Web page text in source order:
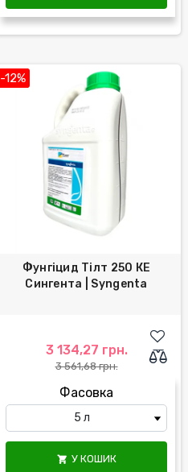
-12%
Фунгіцид Тілт 250 КЕ
Сингента | Syngenta
3 134,27 грн.
3 561,68 грн.
Фасовка
 У КОШИК